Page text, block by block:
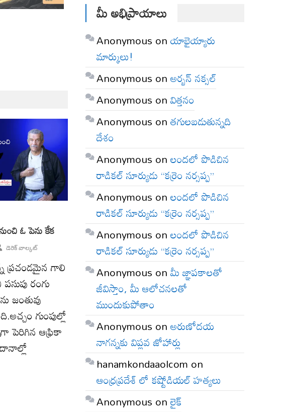
ఓ పెను కేక
డెరెక్ వాల్కట్
ప్రచండమైన గాలి
రంగు
జంతువు
గుంపుల్లో
పెరిగిన ఆఫ్రికా
మీ అభిప్రాయాలు
Anonymous onయాభైయ్యారు
మార్కులు!
Anonymous onఅర్బన్ నక్సల్
Anonymous onవిత్తనం
Anonymous onతగులబడుతున్నది
దేశం
Anonymous onలందలో పొడిచిన
రాడికల్ సూర్యుడు “కర్రెం నర్సప్ప”
Anonymous onలందలో పొడిచిన
రాడికల్ సూర్యుడు “కర్రెం నర్సప్ప”
Anonymous onలందలో పొడిచిన
రాడికల్ సూర్యుడు “కర్రెం నర్సప్ప”
Anonymous onమీ జ్ఞాపకాలతో
జీవిస్తాం, మీ ఆలోచనలతో
ముందుకుపోతాం
Anonymous onఅరుణోదయ
నాగన్నకు విప్లవ జోహార్లు
hanamkondaaolcom on
ఆంధ్రప్రదేశ్ లో కష్టోడియల్ హత్యలు
Anonymous onలైక్